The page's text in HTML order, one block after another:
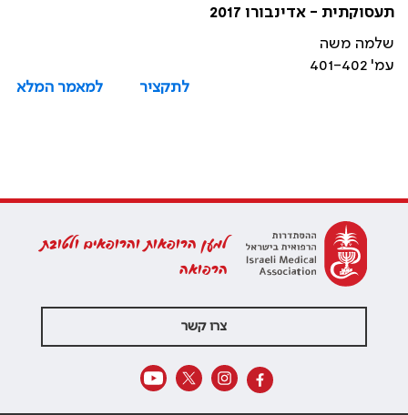
תעסוקתית - אדינבורו 2017
שלמה משה
עמ' 401-402
לתקציר
למאמר המלא
למען הרופאות והרופאים ולטובת
הרפואה
צרו קשר